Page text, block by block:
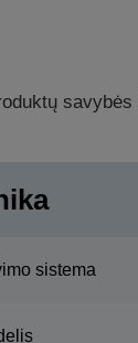
sistema